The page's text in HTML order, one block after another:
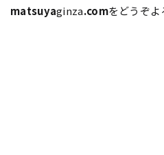
matsuyaginza.comをどうぞよ